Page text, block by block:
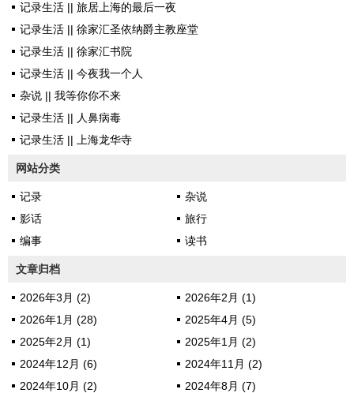
终未被发现的功能——它其实是
记录生活 || 旅居上海的最后一夜
记录生活 || 徐家汇圣依纳爵主教座堂
记录生活 || 徐家汇书院
记录生活 || 今夜我一个人
杂说 || 我等你你不来
记录生活 || 人鼻病毒
记录生活 || 上海龙华寺
网站分类
记录
杂说
影话
旅行
编事
读书
文章归档
2026年3月 (2)
2026年2月 (1)
2026年1月 (28)
2025年4月 (5)
2025年2月 (1)
2025年1月 (2)
2024年12月 (6)
2024年11月 (2)
2024年10月 (2)
2024年8月 (7)